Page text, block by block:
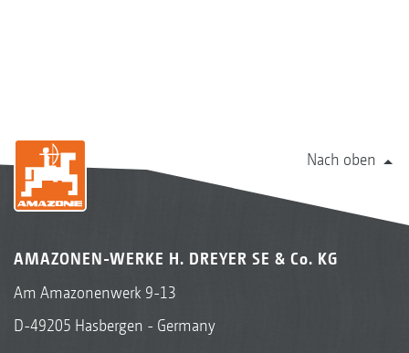
Nach oben
AMAZONEN-WERKE H. DREYER SE & Co. KG
Am Amazonenwerk 9-13
D-49205 Hasbergen - Germany